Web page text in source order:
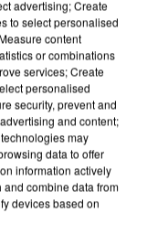
LES REFUGES
advertising; Create
to select personalised
content
or combinations
services; Create
personalised
security, prevent and
and content;
may
data to offer
information actively
combine data from
devices based on